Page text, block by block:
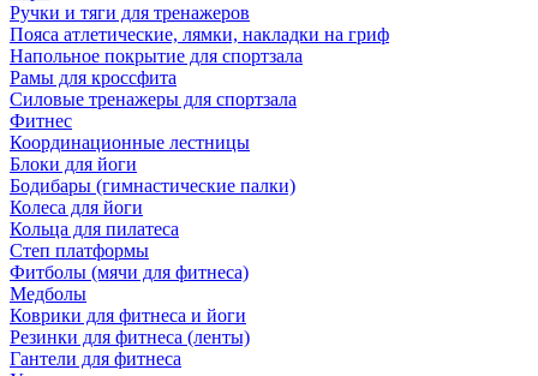
Ручки и тяги для тренажеров
Пояса атлетические, лямки, накладки на гриф
Напольное покрытие для спортзала
Рамы для кроссфита
Силовые тренажеры для спортзала
Фитнес
Координационные лестницы
Блоки для йоги
Бодибары (гимнастические палки)
Колеса для йоги
Кольца для пилатеса
Степ платформы
Фитболы (мячи для фитнеса)
Медболы
Коврики для фитнеса и йоги
Резинки для фитнеса (ленты)
Гантели для фитнеса